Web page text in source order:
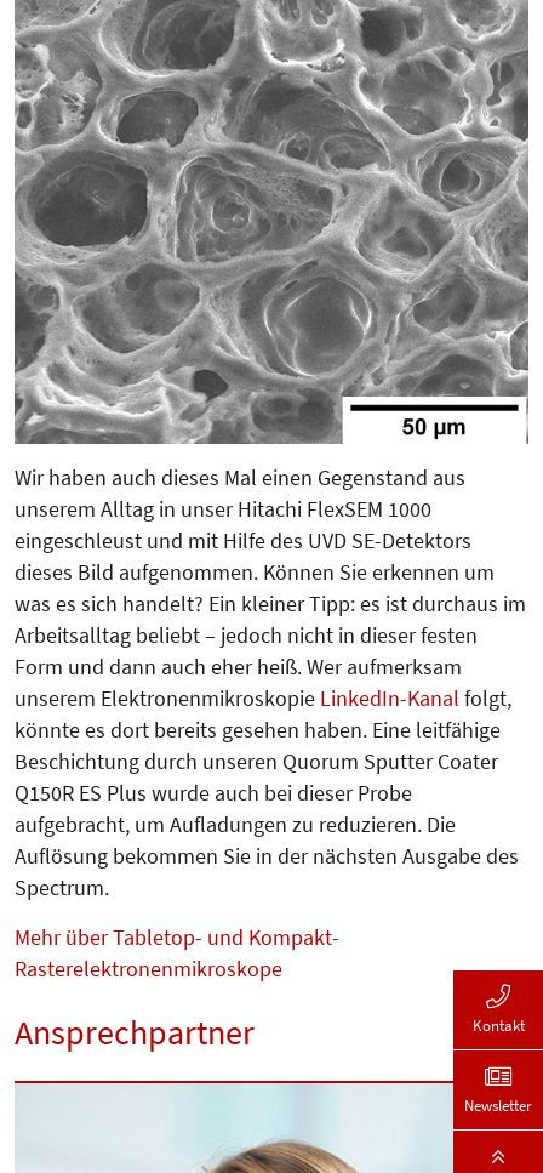
Wir haben auch dieses Mal einen Gegenstand aus
unserem Alltag in unser Hitachi FlexSEM 1000
eingeschleust und mit Hilfe des UVD SE-Detektors
dieses Bild aufgenommen. Können Sie erkennen um
was es sich handelt? Ein kleiner Tipp: es ist durchaus im
Arbeitsalltag beliebt – jedoch nicht in dieser festen
Form und dann auch eher heiß. Wer aufmerksam
unserem Elektronenmikroskopie LinkedIn-Kanal folgt,
könnte es dort bereits gesehen haben. Eine leitfähige
Beschichtung durch unseren Quorum Sputter Coater
Q150R ES Plus wurde auch bei dieser Probe
aufgebracht, um Aufladungen zu reduzieren. Die
Auflösung bekommen Sie in der nächsten Ausgabe des
Spectrum.
Mehr über Tabletop- und Kompakt-
Rasterelektronenmikroskope
Ansprechpartner Kontakt
Newsletter